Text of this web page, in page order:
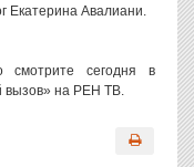
Екатерина Авалиани.
смотрите сегодня в
вызов» на РЕН ТВ.